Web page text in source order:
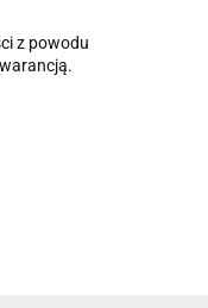
z powodu